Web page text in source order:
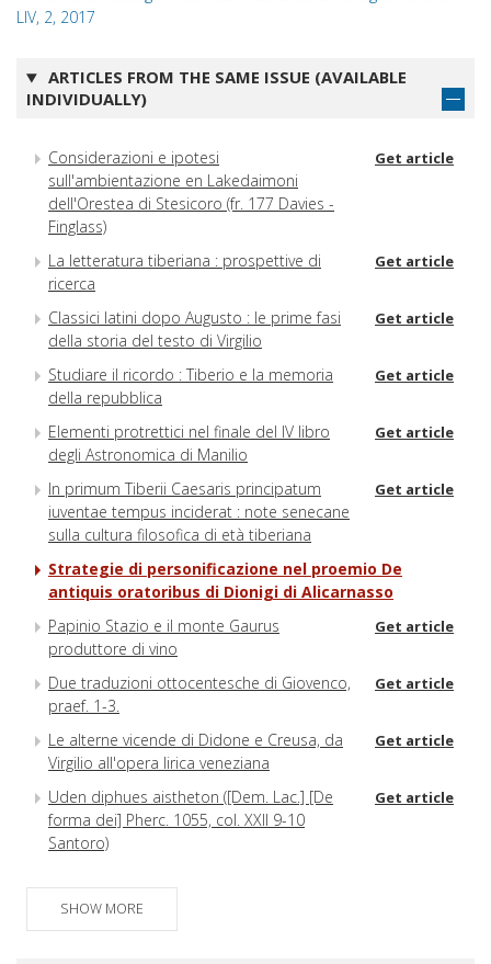
LIV, 2, 2017
ARTICLES FROM THE SAME ISSUE (AVAILABLE
INDIVIDUALLY)
Considerazioni e ipotesi
sull'ambientazione en Lakedaimoni
dell'Orestea di Stesicoro (fr. 177 Davies -
Finglass)
Get article
La letteratura tiberiana : prospettive di
ricerca
Get article
Classici latini dopo Augusto : le prime fasi
della storia del testo di Virgilio
Get article
Studiare il ricordo : Tiberio e la memoria
della repubblica
Get article
Elementi protrettici nel finale del IV libro
degli Astronomica di Manilio
Get article
In primum Tiberii Caesaris principatum
iuventae tempus inciderat : note senecane
sulla cultura filosofica di età tiberiana
Get article
Strategie di personificazione nel proemio De
antiquis oratoribus di Dionigi di Alicarnasso
Papinio Stazio e il monte Gaurus
produttore di vino
Get article
Due traduzioni ottocentesche di Giovenco,
praef. 1-3.
Get article
Le alterne vicende di Didone e Creusa, da
Virgilio all'opera lirica veneziana
Get article
Uden diphues aistheton ([Dem. Lac.] [De
forma dei] Pherc. 1055, col. XXII 9-10
Santoro)
Get article
SHOW MORE